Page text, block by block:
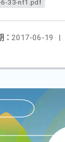
33-nf1.pdf
： 2017-06-19
|